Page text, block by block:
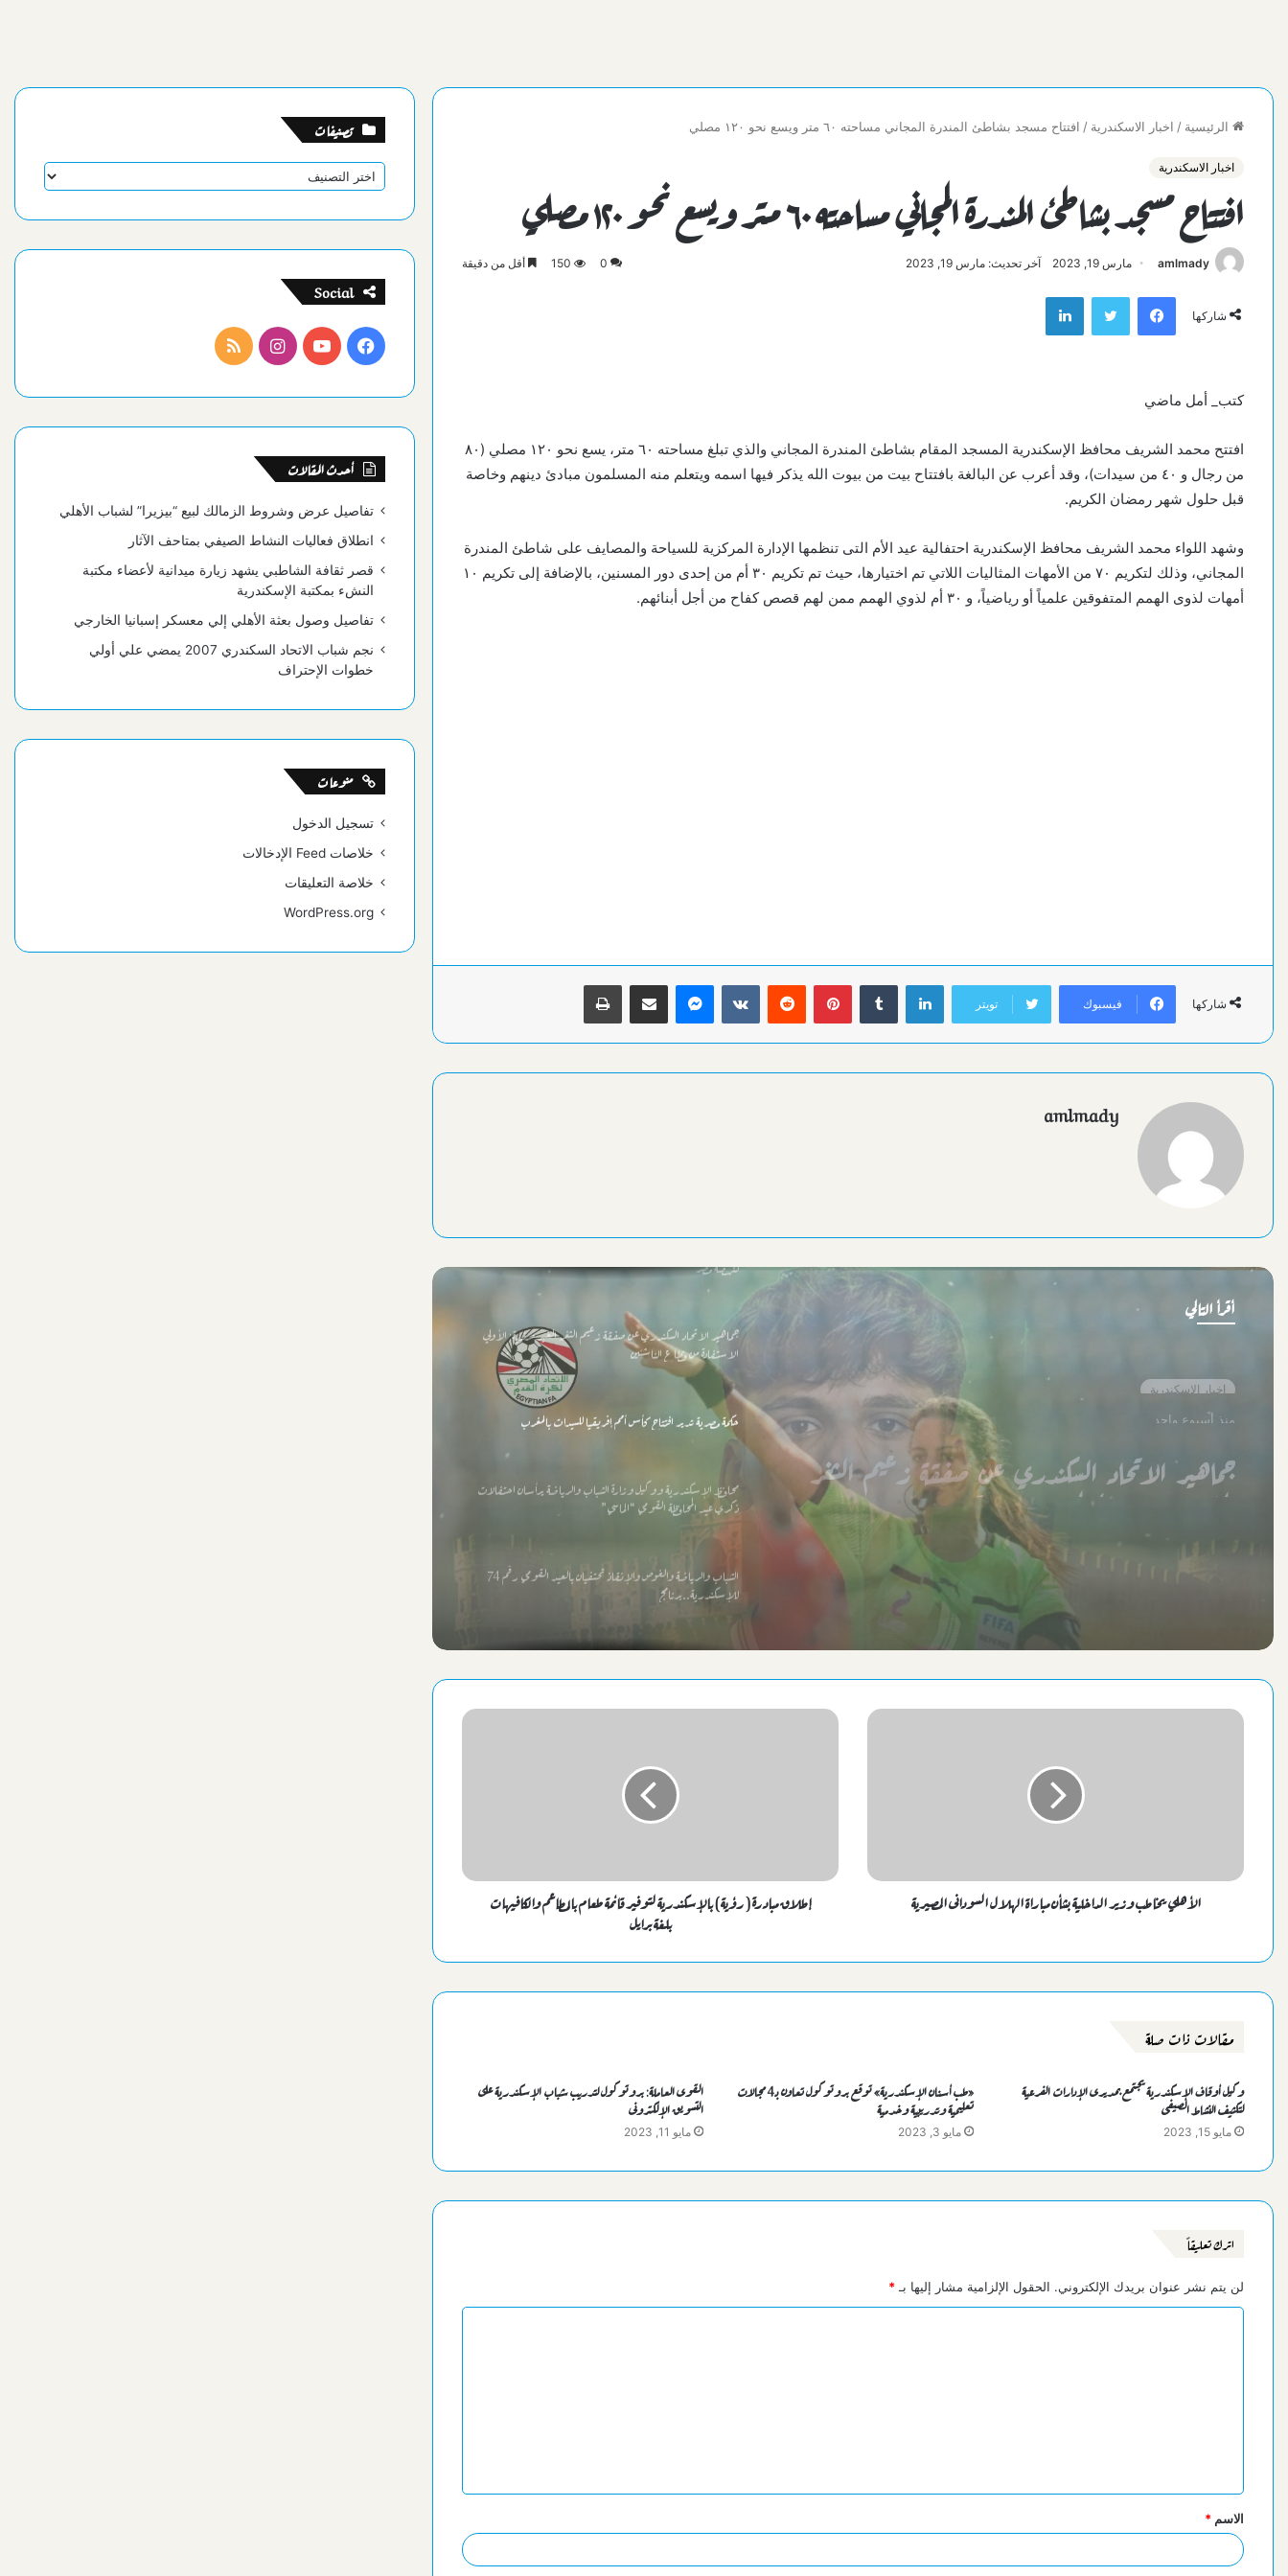
الرئيسية / اخبار الاسكندرية / افتتاح مسجد بشاطئ المندرة المجاني مساحته ٦٠ متر ويسع نحو ١٢٠ مصلي
اخبار الاسكندرية
افتتاح مسجد بشاطئ المندرة المجاني مساحته ٦٠ متر ويسع نحو ١٢٠ مصلي
amlmady مارس 19, 2023 آخر تحديث: مارس 19, 2023 0
150 أقل من دقيقة
شاركها
فيسبوك تويتر لينكدإن
كتب_ أمل ماضي
افتتح محمد الشريف محافظ الإسكندرية المسجد المقام بشاطئ المندرة المجاني والذي تبلغ مساحته ٦٠ متر، يسع نحو ١٢٠ مصلي (٨٠
من رجال و ٤٠ من سيدات)، وقد أعرب عن البالغة بافتتاح بيت من بيوت الله يذكر فيها اسمه ويتعلم منه المسلمون مبادئ دينهم وخاصة
قبل حلول شهر رمضان الكريم.
وشهد اللواء محمد الشريف محافظ الإسكندرية احتفالية عيد الأم التى تنظمها الإدارة المركزية للسياحة والمصايف على شاطئ المندرة
المجاني، وذلك لتكريم ٧٠ من الأمهات المثاليات اللاتي تم اختيارها، حيث تم تكريم ٣٠ أم من إحدى دور المسنين، بالإضافة إلى تكريم ١٠
أمهات لذوى الهمم المتفوقين علمياً أو رياضياً، و ٣٠ أم لذوي الهمم ممن لهم قصص كفاح من أجل أبنائهم.
شاركها فيسبوك تويتر
لينكدإن بينتيريست ماسنجر مشاركة عبر البريد طباعة
amlmady
أقرأ التالي
اخبار الاسكندرية
منذ أسبوعين
حكمة مصرية تدير افتتاح كأس أمم إفريقيا للسيدات
بالمغرب
ذكري عيد المحافظة القومي “الماسي”
جماهير الاتحاد السكندري عن صفقة زعيم الثغر الغير مرضية: الأولي
الاستفادة من قطاع الناشئين
حكمة مصرية تدير افتتاح كأس أمم إفريقيا للسيدات بالمغرب
محافظ الإسكندرية ووكيل وزارة الشباب والرياضة يرأسان احتفالات
للإسكندرية..برنامج
محافظ الإسكندرية: حملات نظافة مكثفة مرتقبة بعد تعيين قيادات جديدة
جماهير الاتحاد السكندري عن صفقة زعيم الثغر الغير مرضية: الأولي
الاستفادة من قطاع الناشئين
حكمة مصرية تدير افتتاح كأس أمم إفريقيا للسيدات بالمغرب
ذكري عيد المحافظة القومي “الماسي”
الأهلي يخاطب وزير الداخلية بشأن مباراة الهلال السودانى المصيرية
إطلاق مبادرة ( رؤية ) بالإسكندرية لتوفير قائمة طعام بالمطاعم والكافيهات
بلغة برايل
مقالات ذات صلة
وكيل أوقاف الإسكندرية يجتمع بمديرى الإدارات الفرعية
لتكثيف النشاط الصيفى
مايو 15, 2023
«طب أسنان الإسكندرية» توقع بروتوكول تعاون بـ4 مجالات
تعليمية وتدريبية وخدمية
مايو 3, 2023
القوى العاملة: بروتوكول لتدريب شباب الإسكندرية على
التسويق الإلكترونى
مايو 11, 2023
اترك تعليقاً
لن يتم نشر عنوان بريدك الإلكتروني. الحقول الإلزامية مشار إليها بـ*
ق
*
الاسم *
تصنيفات
تصنيفات
Social
فيسبوكيوتيوبانستقرامملخص
أحدث المقالات
تفاصيل عرض وشروط الزمالك لبيع “بيزيرا” لشباب الأهلي
انطلاق فعاليات النشاط الصيفي بمتاحف الآثار
قصر ثقافة الشاطبي يشهد زيارة ميدانية لأعضاء مكتبة
النشء بمكتبة الإسكندرية
تفاصيل وصول بعثة الأهلي إلي معسكر إسبانيا الخارجي
نجم شباب الاتحاد السكندري 2007 يمضي علي أولي
خطوات الإحتراف
منوعات
تسجيل الدخول
خلاصات Feed الإدخالات
خلاصة التعليقات
WordPress.org